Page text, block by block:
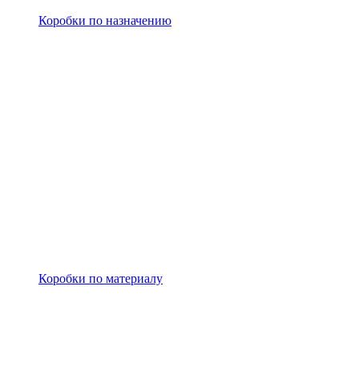
Коробки по назначению
Коробки по материалу